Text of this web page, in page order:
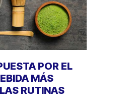
POR EL
MÁS
RUTINAS